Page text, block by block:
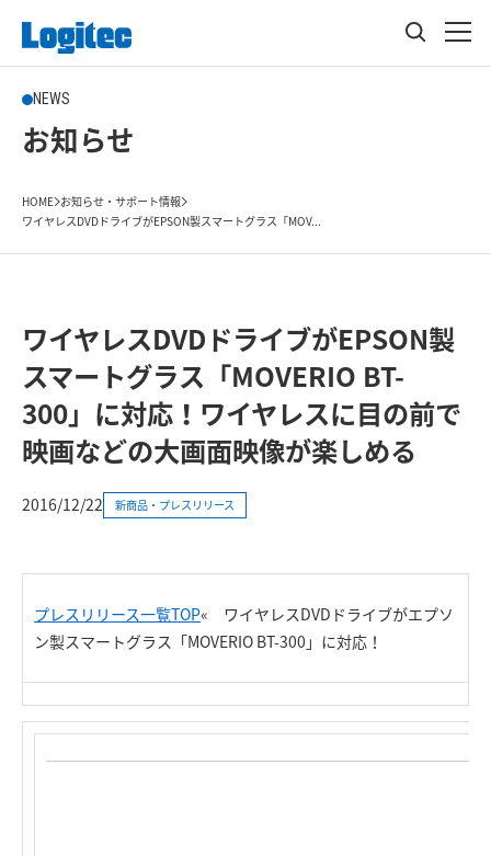
NEWS
お知らせ
HOME お知らせ・サポート情報
ワイヤレスDVDドライブがEPSON製スマートグラス「MOV...
ワイヤレスDVDドライブがEPSON製
スマートグラス「MOVERIO BT-
300」に対応！ワイヤレスに目の前で
映画などの大画面映像が楽しめる
2016/12/22 新商品・プレスリリース
プレスリリース一覧TOP« ワイヤレスDVDドライブがエプソ
ン製スマートグラス「MOVERIO BT-300」に対応！